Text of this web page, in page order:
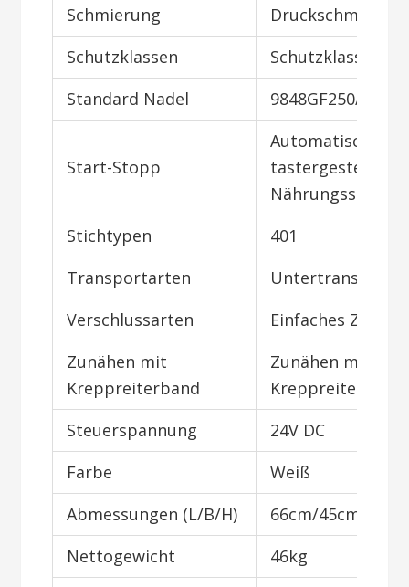
Schmierung
Schutzklassen
Schutzklassen III
Standard Nadel
9848GF250/100
Start-Stopp
Automatisch
Stichtypen
401
Transportarten
Untertransport
Verschlussarten
Einfaches
Zunähen mit
Kreppreiterband
Zunähen mit
Kreppreiterband
Steuerspannung
24V DC
Farbe
Weiß
Abmessungen (L/B/H)
66cm/45cm/50cm
Nettogewicht
46kg